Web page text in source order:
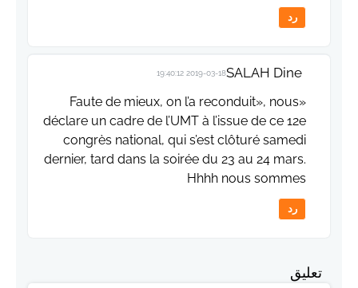
رد
SALAH Dine
2019-03-18 19:40:12
«Faute de mieux, on l’a reconduit», nous
déclare un cadre de l’UMT à l’issue de ce 12e
congrès national, qui s’est clôturé samedi
dernier, tard dans la soirée du 23 au 24 mars.
Hhhh nous sommes
رد
تعليق